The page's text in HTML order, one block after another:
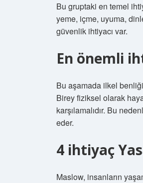
Bu gruptaki en temel
yeme, içme, uyuma,
güvenlik ihtiyacı var.
En önemli
Bu aşamada ilkel
Birey fiziksel olarak
karşılamalıdır. Bu
eder.
4 ihtiyaç
Maslow, insanların